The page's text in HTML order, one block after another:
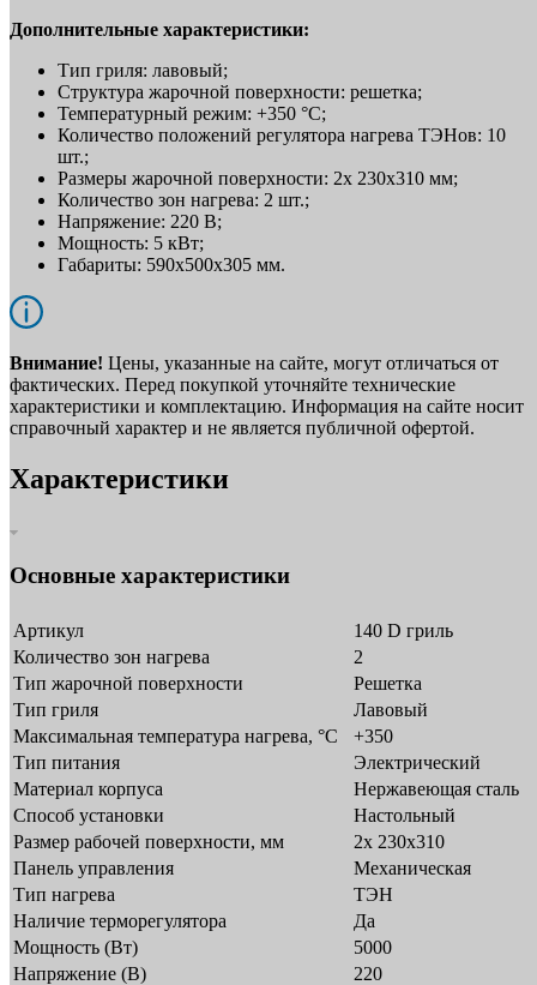
Дополнительные характеристики:
Тип гриля: лавовый;
Структура жарочной поверхности: решетка;
Температурный режим: +350 °С;
Количество положений регулятора нагрева ТЭНов: 10
шт.;
Размеры жарочной поверхности: 2х 230x310 мм;
Количество зон нагрева: 2 шт.;
Напряжение: 220 В;
Мощность: 5 кВт;
Габариты: 590x500x305 мм.
Внимание! Цены, указанные на сайте, могут отличаться от
фактических. Перед покупкой уточняйте технические
характеристики и комплектацию. Информация на сайте носит
справочный характер и не является публичной офертой.
Характеристики
Основные характеристики
Артикул
140 D гриль
Количество зон нагрева
2
Тип жарочной поверхности
Решетка
Тип гриля
Лавовый
Максимальная температура нагрева, °C
+350
Тип питания
Электрический
Материал корпуса
Нержавеющая сталь
Способ установки
Настольный
Размер рабочей поверхности, мм
2x 230x310
Панель управления
Механическая
Тип нагрева
ТЭН
Наличие терморегулятора
Да
Мощность (Вт)
5000
Напряжение (В)
220